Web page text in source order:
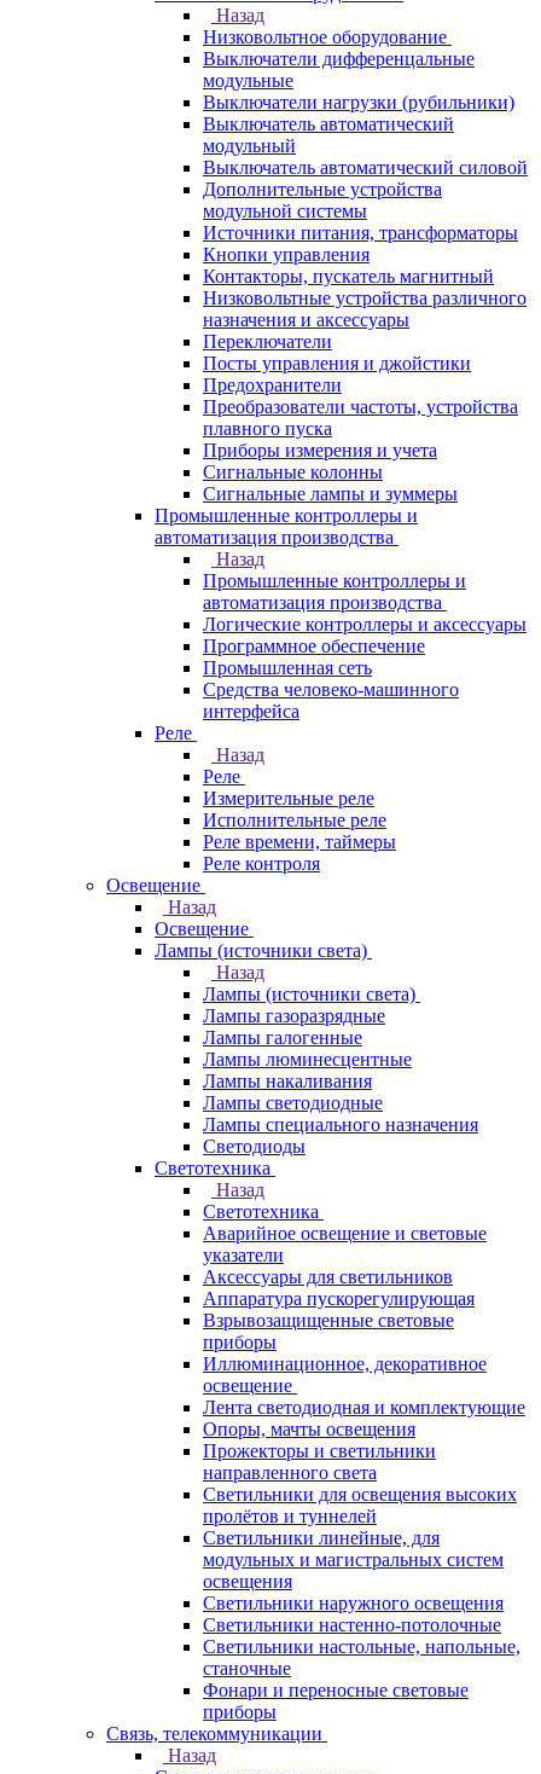
Назад
Низковольтное оборудование
Выключатели дифференцальные
модульные
Выключатели нагрузки (рубильники)
Выключатель автоматический
модульный
Выключатель автоматический силовой
Дополнительные устройства
модульной системы
Источники питания, трансформаторы
Кнопки управления
Контакторы, пускатель магнитный
Низковольтные устройства различного
назначения и аксессуары
Переключатели
Посты управления и джойстики
Предохранители
Преобразователи частоты, устройства
плавного пуска
Приборы измерения и учета
Сигнальные колонны
Сигнальные лампы и зуммеры
Промышленные контроллеры и
автоматизация производства
Назад
Промышленные контроллеры и
автоматизация производства
Логические контроллеры и аксессуары
Программное обеспечение
Промышленная сеть
Средства человеко-машинного
интерфейса
Реле
Назад
Реле
Измерительные реле
Исполнительные реле
Реле времени, таймеры
Реле контроля
Освещение
Назад
Освещение
Лампы (источники света)
Назад
Лампы (источники света)
Лампы газоразрядные
Лампы галогенные
Лампы люминесцентные
Лампы накаливания
Лампы светодиодные
Лампы специального назначения
Светодиоды
Светотехника
Назад
Светотехника
Аварийное освещение и световые
указатели
Аксессуары для светильников
Аппаратура пускорегулирующая
Взрывозащищенные световые
приборы
Иллюминационное, декоративное
освещение
Лента светодиодная и комплектующие
Опоры, мачты освещения
Прожекторы и светильники
направленного света
Светильники для освещения высоких
пролётов и туннелей
Светильники линейные, для
модульных и магистральных систем
освещения
Светильники наружного освещения
Светильники настенно-потолочные
Светильники настольные, напольные,
станочные
Фонари и переносные световые
приборы
Связь, телекоммуникации
Назад